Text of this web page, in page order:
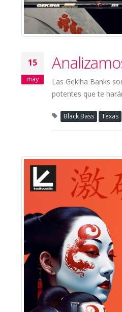
15
may
Las Gekiha Banks
potentes que te
Black Bass Texas